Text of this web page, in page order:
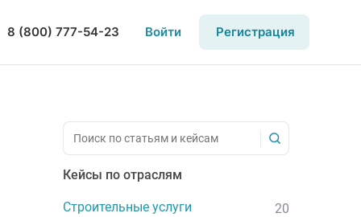
8 (800) 777-54-23 Войти Регистрация
Кейсы по отраслям
Строительные услуги
20